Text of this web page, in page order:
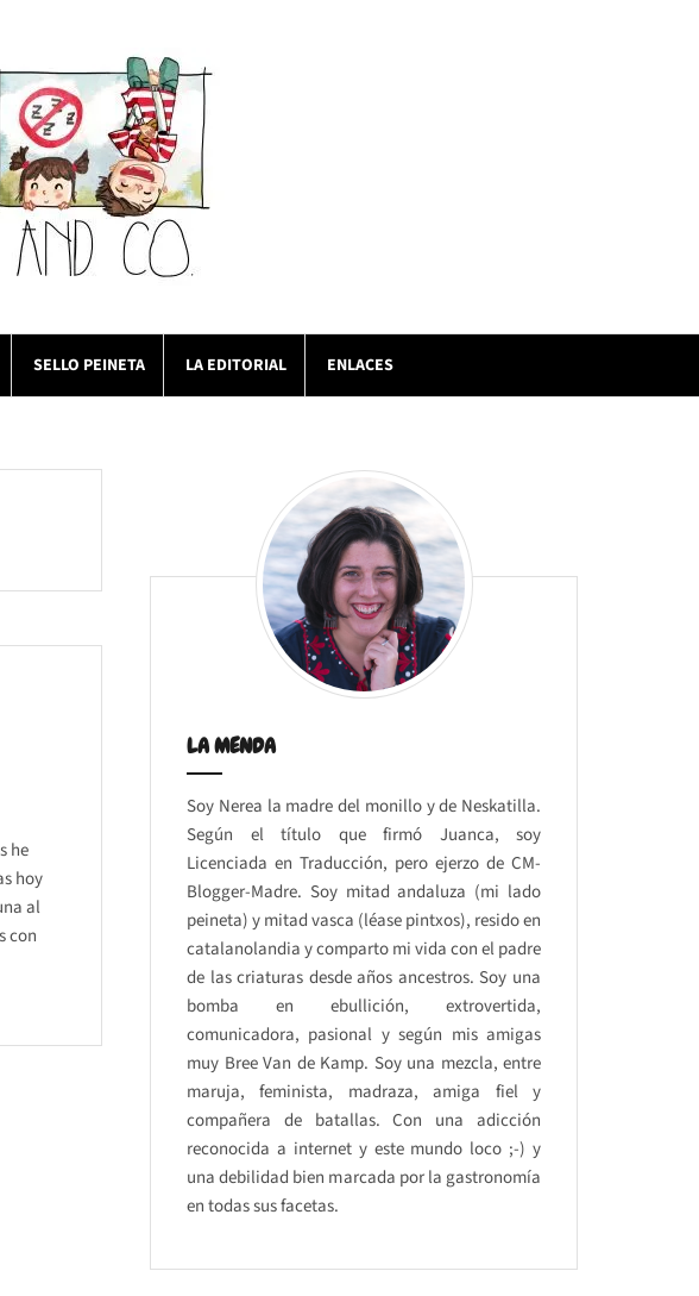
SELLO PEINETA LA EDITORIAL ENLACES
he
hoy
al
con
LA MENDA
Soy Nerea la madre del monillo y de Neskatilla.
Según el título que firmó Juanca, soy
Licenciada en Traducción, pero ejerzo de CM-
Blogger-Madre. Soy mitad andaluza (mi lado
peineta) y mitad vasca (léase pintxos), resido en
catalanolandia y comparto mi vida con el padre
de las criaturas desde años ancestros. Soy una
bomba en ebullición, extrovertida,
comunicadora, pasional y según mis amigas
muy Bree Van de Kamp. Soy una mezcla, entre
maruja, feminista, madraza, amiga fiel y
compañera de batallas. Con una adicción
reconocida a internet y este mundo loco ;-) y
una debilidad bien marcada por la gastronomía
en todas sus facetas.